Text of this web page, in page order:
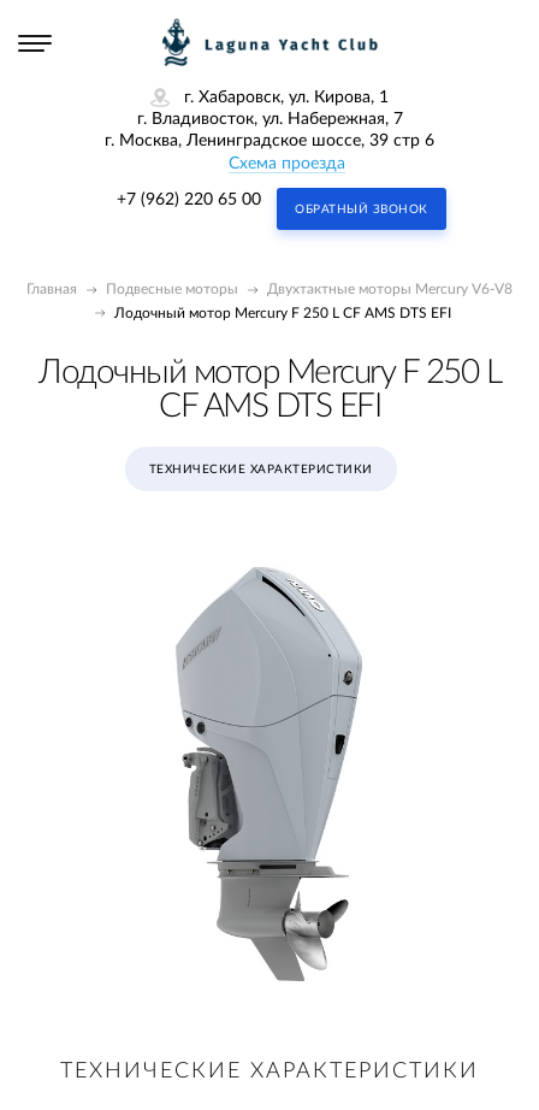
г. Хабаровск, ул. Кирова, 1
г. Владивосток, ул. Набережная, 7
г. Москва, Ленинградское шоссе, 39 стр 6
Схема проезда
+7 (962) 220 65 00
ОБРАТНЫЙ ЗВОНОК
Главная Подвесные моторы
Двухтактные моторы Mercury V6-V8
Лодочный мотор Mercury F 250 L CF AMS DTS EFI
Лодочный мотор Mercury F 250 L
CF AMS DTS EFI
ТЕХНИЧЕСКИЕ ХАРАКТЕРИСТИКИ
ТЕХНИЧЕСКИЕ ХАРАКТЕРИСТИКИ